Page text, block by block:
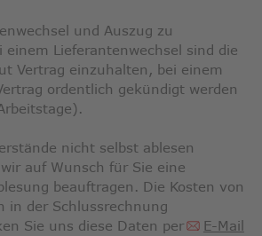
und Auszug zu
einem Lieferantenwechsel sind die
Vertrag einzuhalten, bei einem
ordentlich gekündigt werden
nicht selbst ablesen
auf Wunsch für Sie eine
beauftragen. Die Kosten von
in der Schlussrechnung
Sie uns diese Daten per
E-Mail